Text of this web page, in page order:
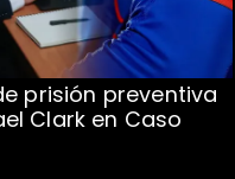
prisión preventiva
Clark en Caso